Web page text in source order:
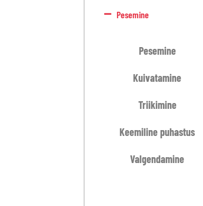
Pesemine
Pesemine
Kuivatamine
Triikimine
Keemiline puhastus
Valgendamine